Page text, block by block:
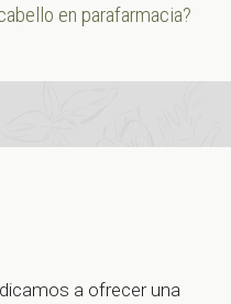
en parafarmacia?
a ofrecer una